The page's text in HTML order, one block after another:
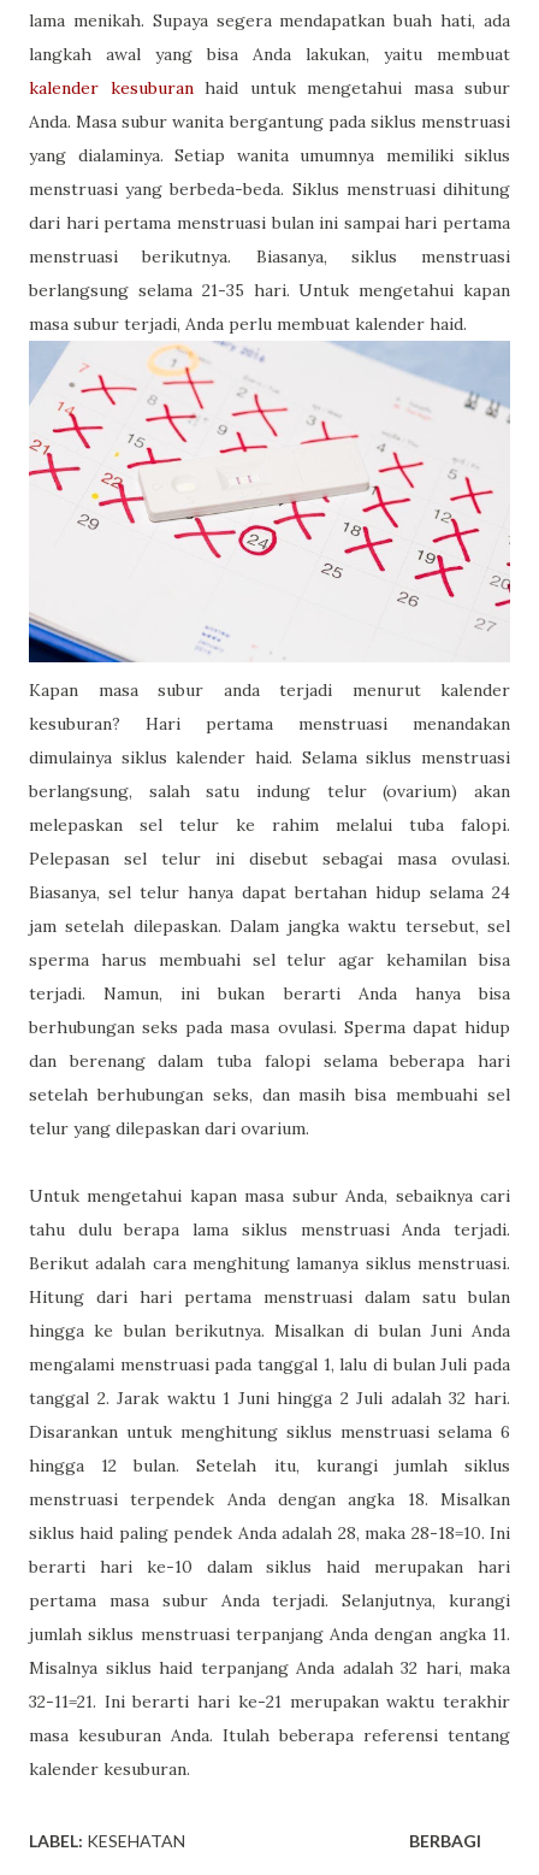
lama menikah. Supaya segera mendapatkan buah hati, ada
langkah awal yang bisa Anda lakukan, yaitu membuat
kalender kesuburanhaid untuk mengetahui masa subur
Anda. Masa subur wanita bergantung pada siklus menstruasi
yang dialaminya. Setiap wanita umumnya memiliki siklus
menstruasi yang berbeda-beda. Siklus menstruasi dihitung
dari hari pertama menstruasi bulan ini sampai hari pertama
menstruasi berikutnya. Biasanya, siklus menstruasi
berlangsung selama 21-35 hari. Untuk mengetahui kapan
masa subur terjadi, Anda perlu membuat kalender haid.
Kapan masa subur anda terjadi menurut kalender
kesuburan? Hari pertama menstruasi menandakan
dimulainya siklus kalender haid. Selama siklus menstruasi
berlangsung, salah satu indung telur (ovarium) akan
melepaskan sel telur ke rahim melalui tuba falopi.
Pelepasan sel telur ini disebut sebagai masa ovulasi.
Biasanya, sel telur hanya dapat bertahan hidup selama 24
jam setelah dilepaskan. Dalam jangka waktu tersebut, sel
sperma harus membuahi sel telur agar kehamilan bisa
terjadi. Namun, ini bukan berarti Anda hanya bisa
berhubungan seks pada masa ovulasi. Sperma dapat hidup
dan berenang dalam tuba falopi selama beberapa hari
setelah berhubungan seks, dan masih bisa membuahi sel
telur yang dilepaskan dari ovarium.
Untuk mengetahui kapan masa subur Anda, sebaiknya cari
tahu dulu berapa lama siklus menstruasi Anda terjadi.
Berikut adalah cara menghitung lamanya siklus menstruasi.
Hitung dari hari pertama menstruasi dalam satu bulan
hingga ke bulan berikutnya. Misalkan di bulan Juni Anda
mengalami menstruasi pada tanggal 1, lalu di bulan Juli pada
tanggal 2. Jarak waktu 1 Juni hingga 2 Juli adalah 32 hari.
Disarankan untuk menghitung siklus menstruasi selama 6
hingga 12 bulan. Setelah itu, kurangi jumlah siklus
menstruasi terpendek Anda dengan angka 18. Misalkan
siklus haid paling pendek Anda adalah 28, maka 28-18=10. Ini
berarti hari ke-10 dalam siklus haid merupakan hari
pertama masa subur Anda terjadi. Selanjutnya, kurangi
jumlah siklus menstruasi terpanjang Anda dengan angka 11.
Misalnya siklus haid terpanjang Anda adalah 32 hari, maka
32-11=21. Ini berarti hari ke-21 merupakan waktu terakhir
masa kesuburan Anda. Itulah beberapa referensi tentang
kalender kesuburan.
LABEL: KESEHATAN BERBAGI